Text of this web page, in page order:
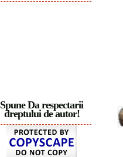
Spune Da respectarii
dreptului de autor!